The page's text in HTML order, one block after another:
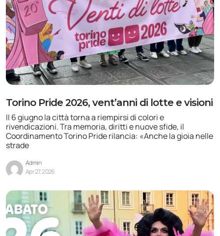
Torino Pride 2026, vent’anni di lotte e visioni
Il 6 giugno la città torna a riempirsi di colori e
rivendicazioni. Tra memoria, diritti e nuove sfide, il
Coordinamento Torino Pride rilancia: «Anche la gioia nelle
strade
Admin
Apr 27, 2026